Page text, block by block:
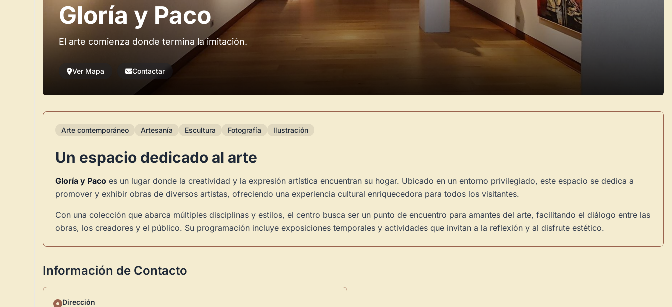
Gloría y Paco
El arte comienza donde termina la imitación.
Ver Mapa Contactar
Arte contemporáneo Artesanía Escultura Fotografía Ilustración
Un espacio dedicado al arte
Gloría y Paco es un lugar donde la creatividad y la expresión artística encuentran su hogar. Ubicado en un entorno privilegiado, este espacio se dedica a
promover y exhibir obras de diversos artistas, ofreciendo una experiencia cultural enriquecedora para todos los visitantes.
Con una colección que abarca múltiples disciplinas y estilos, el centro busca ser un punto de encuentro para amantes del arte, facilitando el diálogo entre las
obras, los creadores y el público. Su programación incluye exposiciones temporales y actividades que invitan a la reflexión y al disfrute estético.
Información de Contacto
Dirección